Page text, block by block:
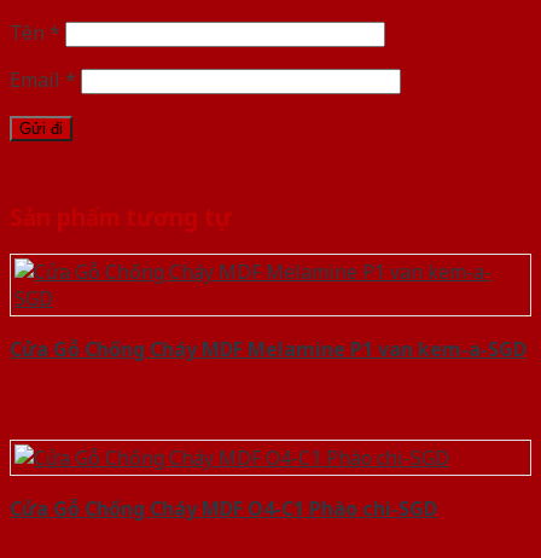
Tên *
Email *
Sản phẩm tương tự
Cửa Gỗ Chống Cháy MDF Melamine P1 van kem-a-SGD
Cửa Gỗ Chống Cháy MDF O4-C1 Phào chi-SGD